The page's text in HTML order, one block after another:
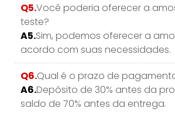
Q5.Você poderia oferecer a
teste?
A5.Sim, podemos oferecer a
acordo com suas necessidades.
Q6.Qual é o prazo de
A6.Depósito de 30% antes da
saldo de 70% antes da entrega.